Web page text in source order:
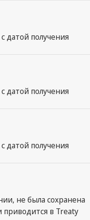
датой получения
датой получения
датой получения
не была сохранена
приводится в Treaty